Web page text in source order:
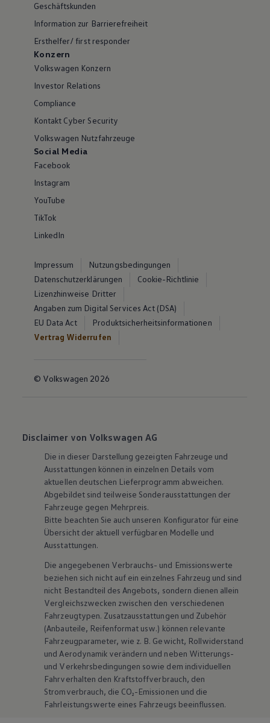
Geschäftskunden
Information zur Barrierefreiheit
Ersthelfer/ first responder
Konzern
Volkswagen Konzern
Investor Relations
Compliance
Kontakt Cyber Security
Volkswagen Nutzfahrzeuge
Social Media
Facebook
Instagram
YouTube
TikTok
LinkedIn
Impressum
Nutzungsbedingungen
Datenschutzerklärungen
Cookie-Richtlinie
Lizenzhinweise Dritter
Angaben zum Digital Services Act (DSA)
EU Data Act
Produktsicherheitsinformationen
Vertrag Widerrufen
© Volkswagen 2026
Disclaimer von Volkswagen AG
Die in dieser Darstellung gezeigten Fahrzeuge und
Ausstattungen können in einzelnen Details vom
aktuellen deutschen Lieferprogramm abweichen.
Abgebildet sind teilweise Sonderausstattungen der
Fahrzeuge gegen Mehrpreis.
Bitte beachten Sie auch unseren Konfigurator für eine
Übersicht der aktuell verfügbaren Modelle und
Ausstattungen.
Die angegebenen Verbrauchs- und Emissionswerte
beziehen sich nicht auf ein einzelnes Fahrzeug und sind
nicht Bestandteil des Angebots, sondern dienen allein
Vergleichszwecken zwischen den verschiedenen
Fahrzeugtypen. Zusatzausstattungen und Zubehör
(Anbauteile, Reifenformat usw.) können relevante
Fahrzeugparameter, wie z. B. Gewicht, Rollwiderstand
und Aerodynamik verändern und neben Witterungs-
und Verkehrsbedingungen sowie dem individuellen
Fahrverhalten den Kraftstoffverbrauch, den
Stromverbrauch, die CO₂-Emissionen und die
Fahrleistungswerte eines Fahrzeugs beeinflussen.